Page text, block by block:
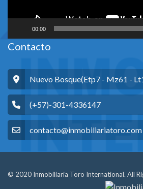
00:00
Contacto
Nuevo Bosque(Etp7 - Mz61 -
(+57)-301-4336147
contacto@inmobiliariatoro.com
© 2020 Inmobiliaria Toro International. All